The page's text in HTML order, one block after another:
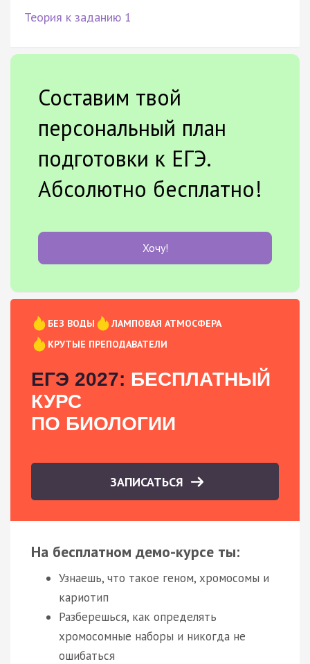
Теория к заданию 1
Составим твой
персональный план
подготовки к ЕГЭ.
Абсолютно бесплатно!
Хочу!
БЕЗ ВОДЫ
ЛАМПОВАЯ АТМОСФЕРА
КРУТЫЕ ПРЕПОДАВАТЕЛИ
ЕГЭ 2027: БЕСПЛАТНЫЙ
КУРС
ПО БИОЛОГИИ
ЗАПИСАТЬСЯ
На бесплатном демо-курсе ты:
Узнаешь, что такое геном, хромосомы и
кариотип
Разберешься, как определять
хромосомные наборы и никогда не
ошибаться